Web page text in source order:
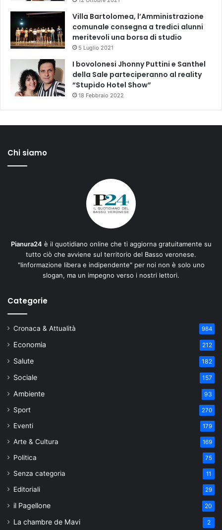
Villa Bartolomea, l’Amministrazione
comunale consegna a tredici alunni
meritevoli una borsa di studio
5 Luglio 2021
I bovolonesi Jhonny Puttini e Santhel
della Sale parteciperanno al reality
“Stupido Hotel Show”
18 Febbraio 2022
Chi siamo
Pianura24 è il quotidiano online che ti aggiorna gratuitamente su
tutto ciò che avviene sul territorio del Basso veronese.
"Iinformazione libera e indipendente" per noi non è solo uno
slogan, ma un impegno verso i nostri lettori.
Categorie
Cronaca & Attualità 984
Economia 212
Salute 182
Sociale 157
Ambiente 93
Sport 270
Eventi 179
Arte & Cultura 169
Politica 75
Senza categoria 11
Editoriali 29
il Pagellone 20
La chambre de Mavi 2